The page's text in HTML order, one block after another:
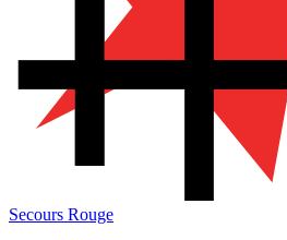
Secours Rouge